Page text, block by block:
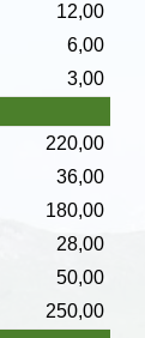
12,00
6,00
3,00
220,00
36,00
180,00
28,00
50,00
250,00